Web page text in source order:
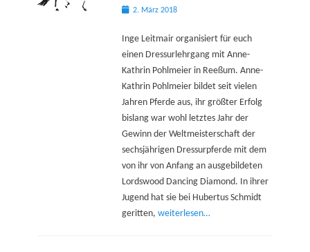
Posted2. März 2018
Inge Leitmair organisiert für euch
einen Dressurlehrgang mit Anne-
Kathrin Pohlmeier in Reeßum. Anne-
Kathrin Pohlmeier bildet seit vielen
Jahren Pferde aus, ihr größter Erfolg
bislang war wohl letztes Jahr der
Gewinn der Weltmeisterschaft der
sechsjährigen Dressurpferde mit dem
von ihr von Anfang an ausgebildeten
Lordswood Dancing Diamond. In ihrer
Jugend hat sie bei Hubertus Schmidt
geritten,weiterlesen…